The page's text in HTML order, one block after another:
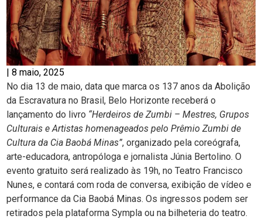
| 8 maio, 2025
No dia 13 de maio, data que marca os 137 anos da Abolição
da Escravatura no Brasil, Belo Horizonte receberá o
lançamento do livro “Herdeiros de Zumbi – Mestres, Grupos
Culturais e Artistas homenageados pelo Prêmio Zumbi de
Cultura da Cia Baobá Minas”, organizado pela coreógrafa,
arte-educadora, antropóloga e jornalista Júnia Bertolino. O
evento gratuito será realizado às 19h, no Teatro Francisco
Nunes, e contará com roda de conversa, exibição de vídeo e
performance da Cia Baobá Minas. Os ingressos podem ser
retirados pela plataforma Sympla ou na bilheteria do teatro.